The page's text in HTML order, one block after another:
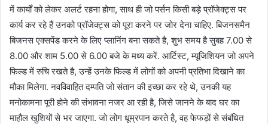
में कार्यों को लेकर अलर्ट रहना होगा, साथ ही जो पर्सन किसी बड़े प्रॉजेक्ट्स पर
कार्य कर रहे हैं उनको प्रॉजेक्ट्स को पूरा करने पर जोर देना चाहिए. बिजनसमैन
बिजनस एक्सपेंड करने के लिए प्लानिंग बना सकते है, शुभ समय है सुबह 7.00 से
8.00 और शाम 5.00 से 6.00 बजे के मध्य करें. आर्टिस्ट, म्यूजिशियन जो अपने
फिल्ड में रुचि रखते है, उन्हें उनके फिल्ड में लोगों को अपनी प्रतिभा दिखाने का
मौका मिलेगा. नवविवाहित दम्पति जो संतान की इच्छा कर रहे थे, उनकी यह
मनोकामना पूरी होने की संभावना नजर आ रही है, जिसे जानने के बाद घर का
माहौल खुशियों से भर जाएगा. जो लोग धूम्रपान करते है, वह फेफड़ों से संबंधित